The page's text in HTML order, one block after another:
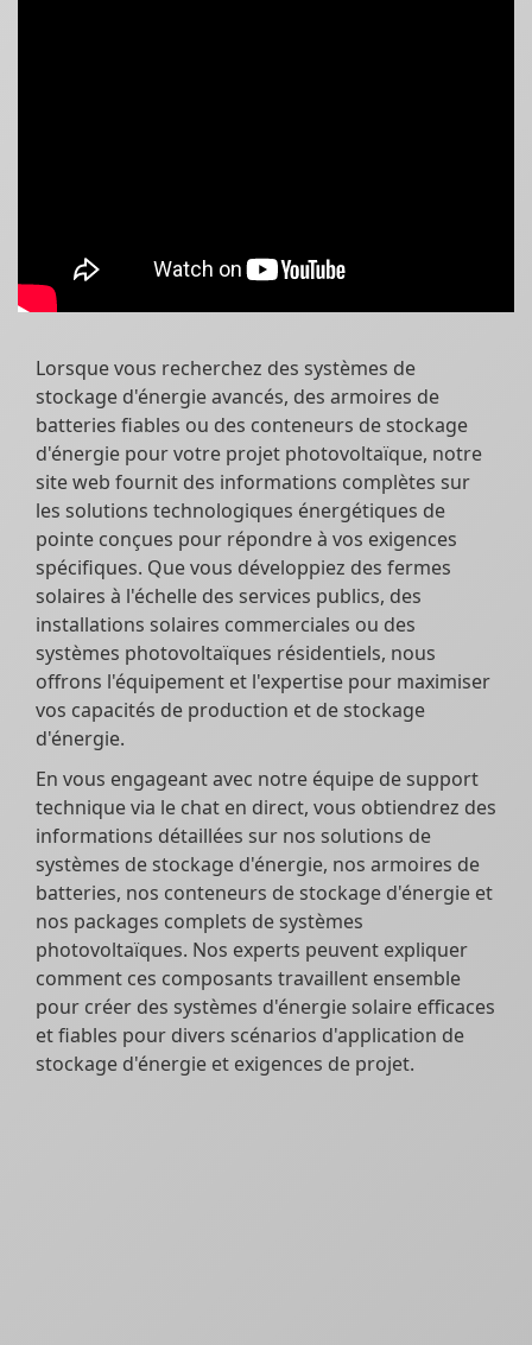
Lorsque vous recherchez des systèmes de
stockage d'énergie avancés, des armoires de
batteries fiables ou des conteneurs de stockage
d'énergie pour votre projet photovoltaïque, notre
site web fournit des informations complètes sur
les solutions technologiques énergétiques de
pointe conçues pour répondre à vos exigences
spécifiques. Que vous développiez des fermes
solaires à l'échelle des services publics, des
installations solaires commerciales ou des
systèmes photovoltaïques résidentiels, nous
offrons l'équipement et l'expertise pour maximiser
vos capacités de production et de stockage
d'énergie.
En vous engageant avec notre équipe de support
technique via le chat en direct, vous obtiendrez des
informations détaillées sur nos solutions de
systèmes de stockage d'énergie, nos armoires de
batteries, nos conteneurs de stockage d'énergie et
nos packages complets de systèmes
photovoltaïques. Nos experts peuvent expliquer
comment ces composants travaillent ensemble
pour créer des systèmes d'énergie solaire efficaces
et fiables pour divers scénarios d'application de
stockage d'énergie et exigences de projet.